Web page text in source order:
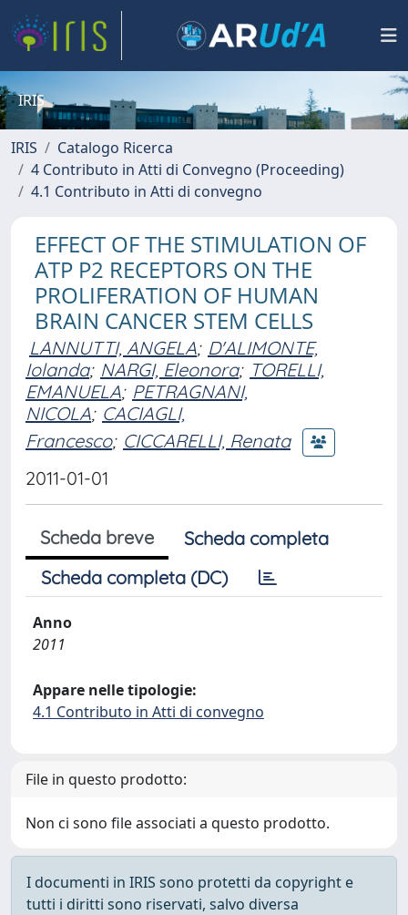
IRIS
IRIS
Catalogo Ricerca
4 Contributo in Atti di Convegno (Proceeding)
4.1 Contributo in Atti di convegno
EFFECT OF THE STIMULATION OF
ATP P2 RECEPTORS ON THE
PROLIFERATION OF HUMAN
BRAIN CANCER STEM CELLS
LANNUTTI, ANGELA; D'ALIMONTE,
Iolanda; NARGI, Eleonora; TORELLI,
EMANUELA; PETRAGNANI,
NICOLA; CACIAGLI,
Francesco; CICCARELLI, Renata
2011-01-01
Scheda breve
Scheda completa
Scheda completa (DC)
Anno
2011
Appare nelle tipologie:
4.1 Contributo in Atti di convegno
File in questo prodotto:
Non ci sono file associati a questo prodotto.
I documenti in IRIS sono protetti da copyright e
tutti i diritti sono riservati, salvo diversa